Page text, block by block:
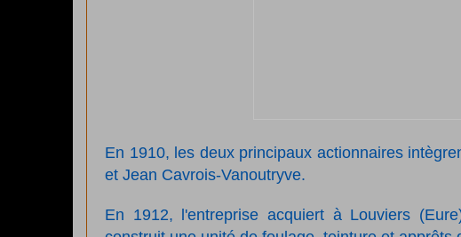
En 1910, les deux principaux actionnaires
et Jean Cavrois-Vanoutryve.
En 1912, l'entreprise acquiert à Louviers